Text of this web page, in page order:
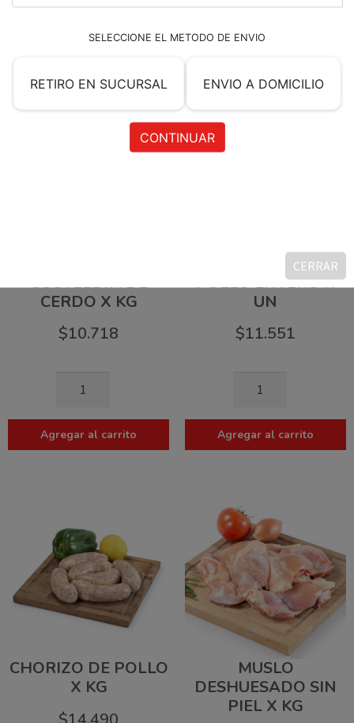
CERRAR
Productos relacionados
COSTELETA DE
CERDO X KG
$10.718
Agregar al carrito
POLLO ENTERO X
UN
$11.551
Agregar al carrito
CHORIZO DE POLLO
X KG
MUSLO
DESHUESADO SIN
PIEL X KG